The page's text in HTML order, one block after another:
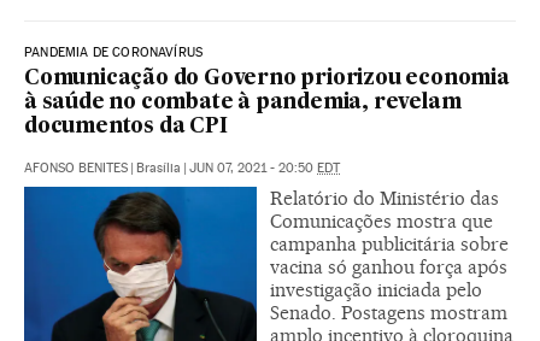
PANDEMIA DE CORONAVÍRUS
Comunicação do Governo priorizou economia
à saúde no combate à pandemia, revelam
documentos da CPI
AFONSO BENITES | Brasília | JUN 07, 2021 - 20:50 EDT
Relatório do Ministério das
Comunicações mostra que
campanha publicitária sobre
vacina só ganhou força após
investigação iniciada pelo
Senado. Postagens mostram
amplo incentivo à cloroquina